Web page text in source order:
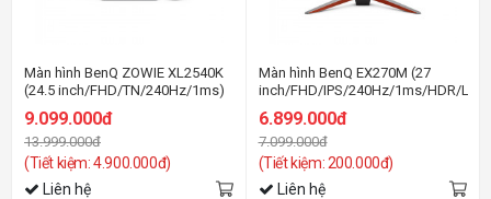
Màn hình BenQ ZOWIE XL2540K
(24.5 inch/FHD/TN/240Hz/1ms)
9.099.000đ
13.999.000đ
(Tiết kiệm: 4.900.000đ)
Liên hệ
Màn hình BenQ EX270M (27
inch/FHD/IPS/240Hz/1ms/HDR/Loa)
6.899.000đ
7.099.000đ
(Tiết kiệm: 200.000đ)
Liên hệ